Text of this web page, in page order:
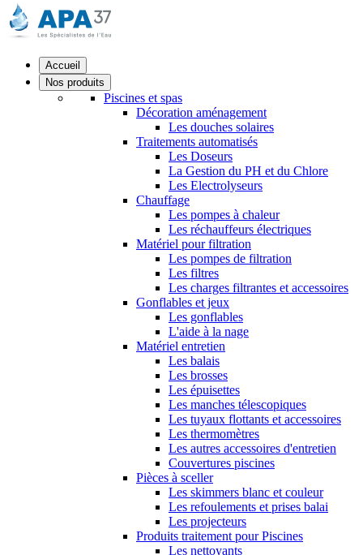
Accueil
Nos produits
Piscines et spas
Décoration aménagement
Les douches solaires
Traitements automatisés
Les Doseurs
La Gestion du PH et du Chlore
Les Electrolyseurs
Chauffage
Les pompes à chaleur
Les réchauffeurs électriques
Matériel pour filtration
Les pompes de filtration
Les filtres
Les charges filtrantes et accessoires
Gonflables et jeux
Les gonflables
L'aide à la nage
Matériel entretien
Les balais
Les brosses
Les épuisettes
Les manches télescopiques
Les tuyaux flottants et accessoires
Les thermomètres
Les autres accessoires d'entretien
Couvertures piscines
Pièces à sceller
Les skimmers blanc et couleur
Les refoulements et prises balai
Les projecteurs
Produits traitement pour Piscines
Les nettoyants